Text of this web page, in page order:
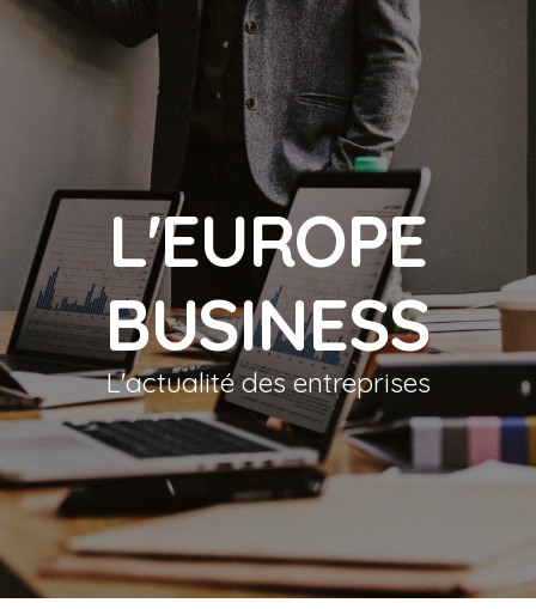
L'EUROPE
BUSINESS
L'actualité des entreprises